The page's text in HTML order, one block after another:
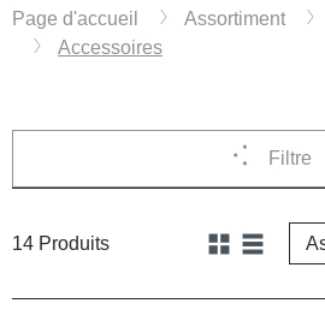
Page d'accueil Assortiment
Accessoires
Filtre
14 Produits